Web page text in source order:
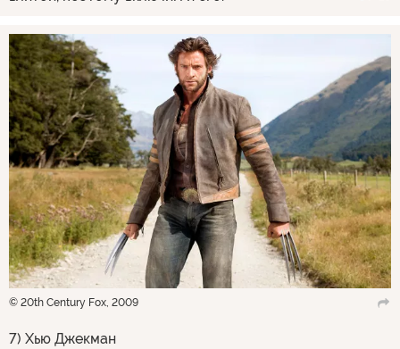
© 20th Century Fox, 2009
7) Хью Джекман